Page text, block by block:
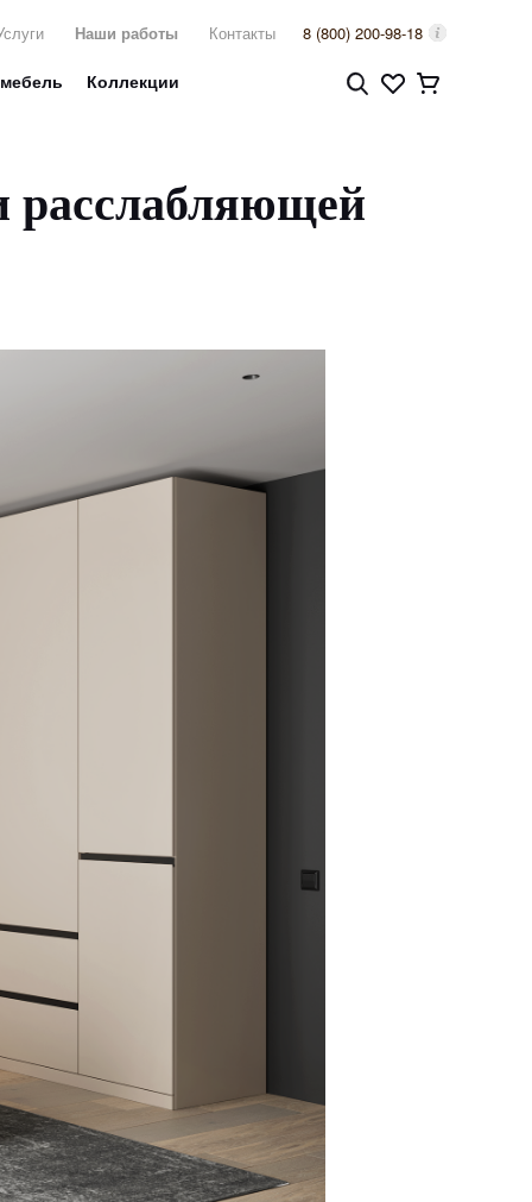
Наши работы Контакты 8 (800) 200-98-18
Коллекции
расслабляющей